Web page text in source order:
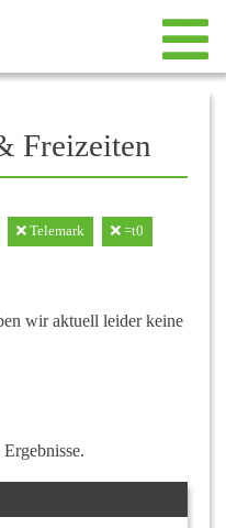
Freizeiten
Telemark =t0
wir aktuell leider keine